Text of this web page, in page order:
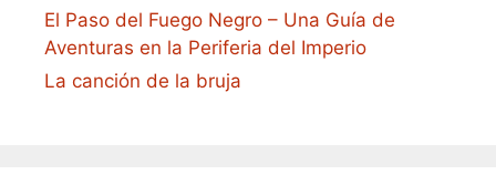
El Paso del Fuego Negro – Una Guía de
Aventuras en la Periferia del Imperio
La canción de la bruja